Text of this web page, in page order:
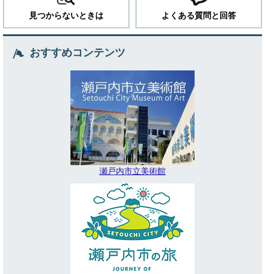
見つからないときは よくある質問と回答
おすすめコンテンツ
瀬戸内市立美術館